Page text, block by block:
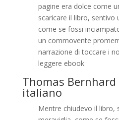
pagine era dolce come
scaricare il libro, sentivo
come se fossi
un commovente
narrazione di toccare i
leggere ebook
Thomas
italiano
Mentre chiudevo il libro,